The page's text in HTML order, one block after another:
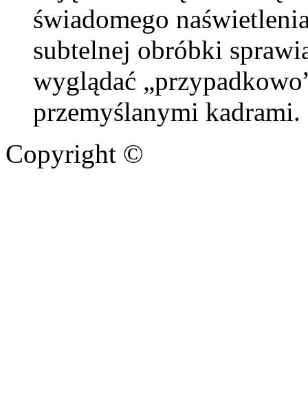
świadomego
subtelnej obróbki
wyglądać
przemyślanymi kadrami.
Copyright ©